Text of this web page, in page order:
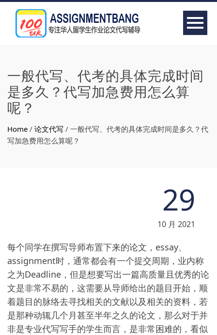
一般代写、代考的具体完成时间
是多久？代写加急费用怎么算
呢？
Home / 论文代写 / 一般代写、代考的具体完成时间是多久？代
写加急费用怎么算呢？
29
10 月 2021
每个同学在撰写导师布置下来的论文，essay、
assignment时，通常都会有一个提交周期，业内称
之为Deadline，但是想要写出一篇高质量且优秀的论
文是非常不易的，这需要从导师给出的题目开始，顺
着题目的脉络去寻找相关的文献以及相关的资料，若
是那种动辄几个月甚至半年之久的论文，那么对于并
非是专业代写写手的学生而言，是非常困难的，看似